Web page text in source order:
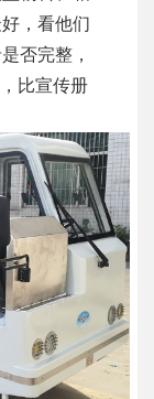
，看他们
否完整，
比宣传册